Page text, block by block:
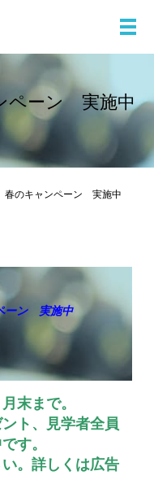
メ
ペーン 実施中
春のキャンペーン 実施中
ーン 実施中
末まで。
ト、見学者全員
す。
。詳しくは広告